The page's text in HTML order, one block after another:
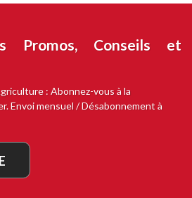
Promos, Conseils et
: Abonnez-vous à la
Envoi mensuel / Désabonnement à